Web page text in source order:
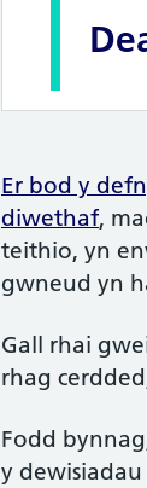
Er bod y
diwethaf,
teithio, yn
gwneud yn
Gall rhai
rhag
Fodd
y